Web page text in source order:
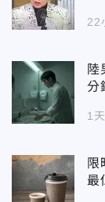
22
陸
分
1
限
最